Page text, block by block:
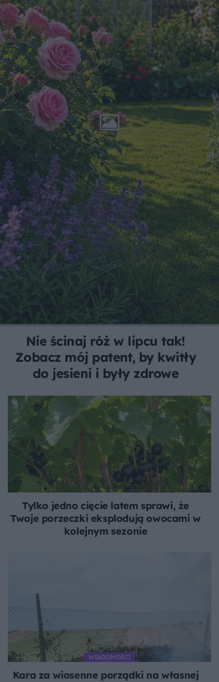
Nie ścinaj róż w lipcu tak!
Zobacz mój patent, by kwitły
do jesieni i były zdrowe
Tylko jedno cięcie latem sprawi, że
Twoje porzeczki eksplodują owocami w
kolejnym sezonie
WIADOMOŚCI
Kara za wiosenne porządki na własnej